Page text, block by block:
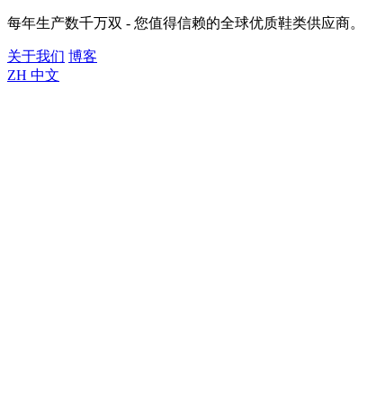
每年生产数千万双 - 您值得信赖的全球优质鞋类供应商。
关于我们 博客
ZH 中文